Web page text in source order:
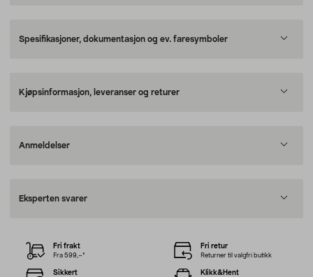
Spesifikasjoner, dokumentasjon og ev. faresymboler
Kjøpsinformasjon, leveranser og returer
Anmeldelser
Eksperten svarer
Fri frakt
Fra 599,–*
Fri retur
Returner til valgfri butikk
Sikkert Klikk&Hent